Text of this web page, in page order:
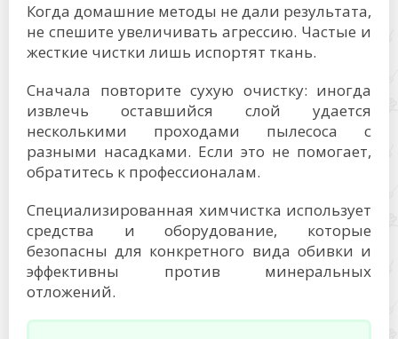
Когда домашние методы не дали результата,
не спешите увеличивать агрессию. Частые и
жесткие чистки лишь испортят ткань.
Сначала повторите сухую очистку: иногда
извлечь оставшийся слой удается
несколькими проходами пылесоса с
разными насадками. Если это не помогает,
обратитесь к профессионалам.
Специализированная химчистка использует
средства и оборудование, которые
безопасны для конкретного вида обивки и
эффективны против минеральных
отложений.